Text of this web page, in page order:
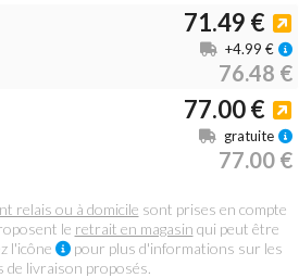
71.49 €
76.48 €
+4.99 €
77.00 €
77.00 €
gratuite
relais ou à domicile sont prises en compte
le retrait en magasin qui peut être
l'icône
pour plus d'informations sur les
de livraison proposés.